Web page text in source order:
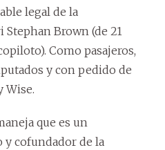
legal de la
Stephan Brown (de 21
Como pasajeros,
y con pedido de
Wise.
que es un
cofundador de la